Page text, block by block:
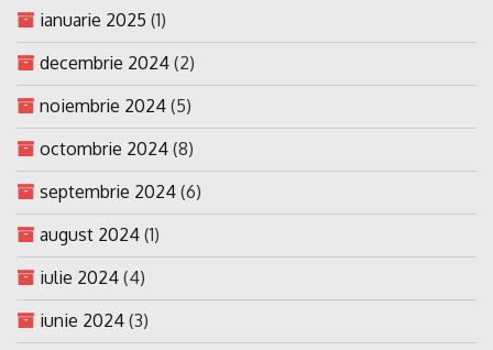
ianuarie 2025 (1)
decembrie 2024 (2)
noiembrie 2024 (5)
octombrie 2024 (8)
septembrie 2024 (6)
august 2024 (1)
iulie 2024 (4)
iunie 2024 (3)